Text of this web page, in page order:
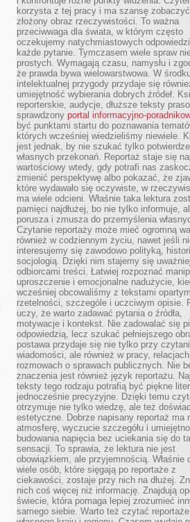
korzysta z tej pracy i ma szansę
złożony obraz rzeczywistości. To ważna
przeciwwaga dla świata, w którym często
oczekujemy natychmiastowych
każde pytanie. Tymczasem wiele spraw
prostych. Wymagają czasu, namysłu i
że prawda bywa wielowarstwowa. W
intelektualnej przygody przydaje się
umiejętność wybierania dobrych źródeł.
reporterskie, audycje, dłuższe teksty
sprawdzony portal informacyjno-
być punktami startu do poznawania
których wcześniej wiedzieliśmy niewiele.
jest jednak, by nie szukać tylko
własnych przekonań. Reportaż staje się
wartościowy wtedy, gdy potrafi nas
zmienić perspektywę albo pokazać, że
które wydawało się oczywiste, w
ma wiele odcieni. Właśnie taka lektura
pamięci najdłużej, bo nie tylko informuje,
porusza i zmusza do przemyślenia
Czytanie reportaży może mieć ogromną
również w codziennym życiu, nawet jeśli
interesujemy się zawodowo polityką,
socjologią. Dzięki nim stajemy się
odbiorcami treści. Łatwiej rozpoznać
uproszczenie i emocjonalne nadużycie,
wcześniej obcowaliśmy z tekstami
rzetelności, szczególe i uczciwym opisie.
uczy, że warto zadawać pytania o źródła,
motywacje i kontekst. Nie zadowalać się
odpowiedzią, lecz szukać pełniejszego
postawa przydaje się nie tylko przy
wiadomości, ale również w pracy,
rozmowach o sprawach publicznych. Nie
znaczenia jest również język reportażu.
teksty tego rodzaju potrafią być piękne
jednocześnie precyzyjne. Dzięki temu
otrzymuje nie tylko wiedzę, ale też
estetyczne. Dobrze napisany reportaż ma
atmosferę, wyczucie szczegółu i
budowania napięcia bez uciekania się do
sensacji. To sprawia, że lektura nie jest
obowiązkiem, ale przyjemnością. Właśnie
wiele osób, które sięgają po reportaże z
ciekawości, zostaje przy nich na dłużej.
nich coś więcej niż informację. Znajdują
świecie, która pomaga lepiej zrozumieć
samego siebie. Warto też czytać